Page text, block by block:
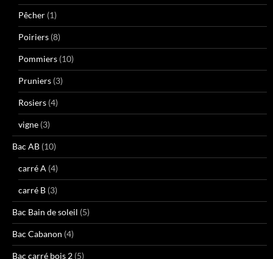
Pêcher (1)
Poiriers (8)
Pommiers (10)
Pruniers (3)
Rosiers (4)
vigne (3)
Bac AB (10)
carré A (4)
carré B (3)
Bac Bain de soleil (5)
Bac Cabanon (4)
Bac carré bois 2 (5)